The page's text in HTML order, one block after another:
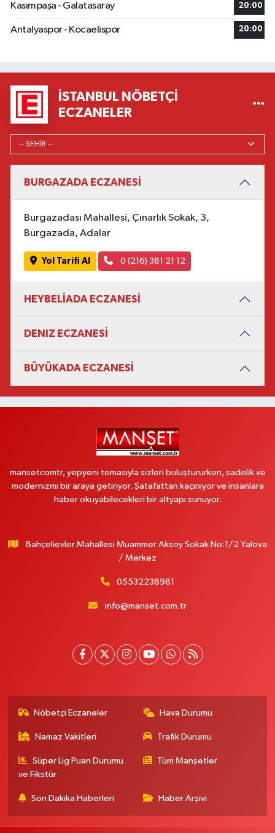
Kasımpaşa - Galatasaray 20:00
Antalyaspor - Kocaelispor 20:00
İSTANBUL NÖBETÇI
ECZANELER
BURGAZADA ECZANESİ
Burgazadası Mahallesi, Çınarlık Sokak, 3,
Burgazada, Adalar
Yol Tarifi Al 0 (216) 381 21 12
HEYBELİADA ECZANESİ
DENIZ ECZANESİ
BÜYÜKADA ECZANESİ
mansetcomtr, yepyeni temasıyla sizleri buluştururken, sadelik ve
modernizmi bir araya getiriyor. Şatafattan kaçınıyor ve insanlara
haber okuyabilecekleri bir altyapı sunuyor.
Bahçelievler.Mahallesi Muammer Aksoy Sokak No:1/2 Yalova
/ Merkez
05532238981
info@manset.com.tr
Nöbetçi Eczaneler Hava Durumu
Namaz Vakitleri Trafik Durumu
Süper Lig Puan Durumu
ve Fikstür
Tüm Manşetler
Son Dakika Haberleri Haber Arşivi